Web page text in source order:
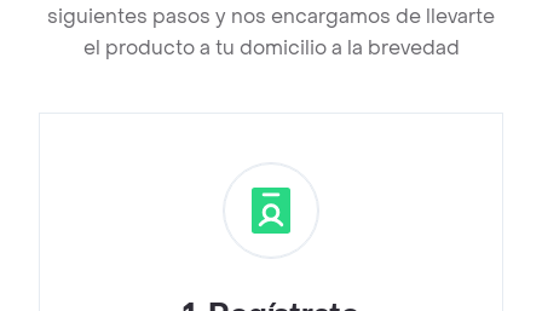
siguientes pasos y nos encargamos de llevarte
el producto a tu domicilio a la brevedad